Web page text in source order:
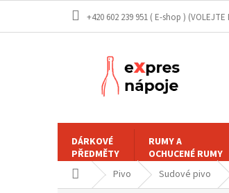
obsah
+420 602 239 951 ( E-shop )
DÁRKOVÉ
PŘEDMĚTY
RUMY A
OCHUCENÉ RUMY
Domů Pivo Sudové pivo